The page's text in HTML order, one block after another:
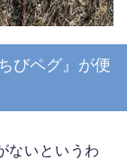
びペグ』が便
ないというわ